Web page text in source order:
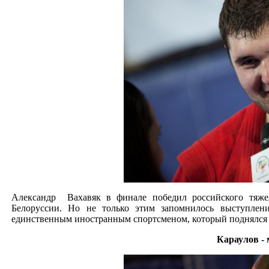
Александр Вахавяк в финале победил российского
Белоруссии. Но не только этим запомнилось
единственным иностранным спортсменом, который поднялся
Караулов -